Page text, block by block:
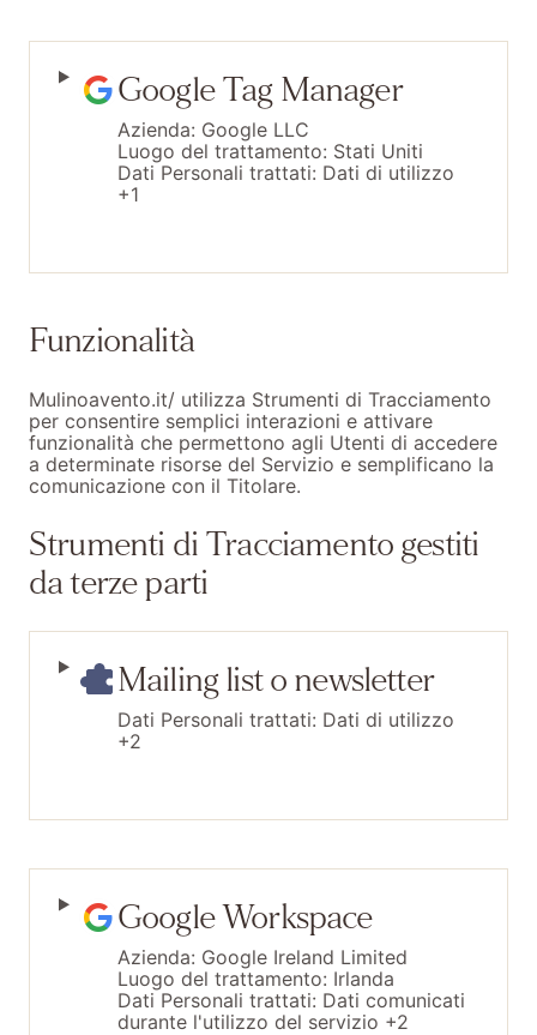
Google Tag Manager
Azienda: Google LLC
Luogo del trattamento: Stati Uniti
Dati Personali trattati: Dati di utilizzo
+1
Funzionalità
Mulinoavento.it/ utilizza Strumenti di Tracciamento
per consentire semplici interazioni e attivare
funzionalità che permettono agli Utenti di accedere
a determinate risorse del Servizio e semplificano la
comunicazione con il Titolare.
Strumenti di Tracciamento gestiti
da terze parti
Mailing list o newsletter
Dati Personali trattati: Dati di utilizzo
+2
Google Workspace
Azienda: Google Ireland Limited
Luogo del trattamento: Irlanda
Dati Personali trattati: Dati comunicati
durante l'utilizzo del servizio +2